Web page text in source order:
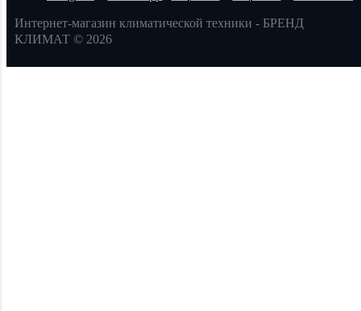
Интернет-магазин климатической техники - БРЕНД
КЛИМАТ © 2026